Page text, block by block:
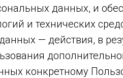
данных, и
и технических
— действия, в
конкретному